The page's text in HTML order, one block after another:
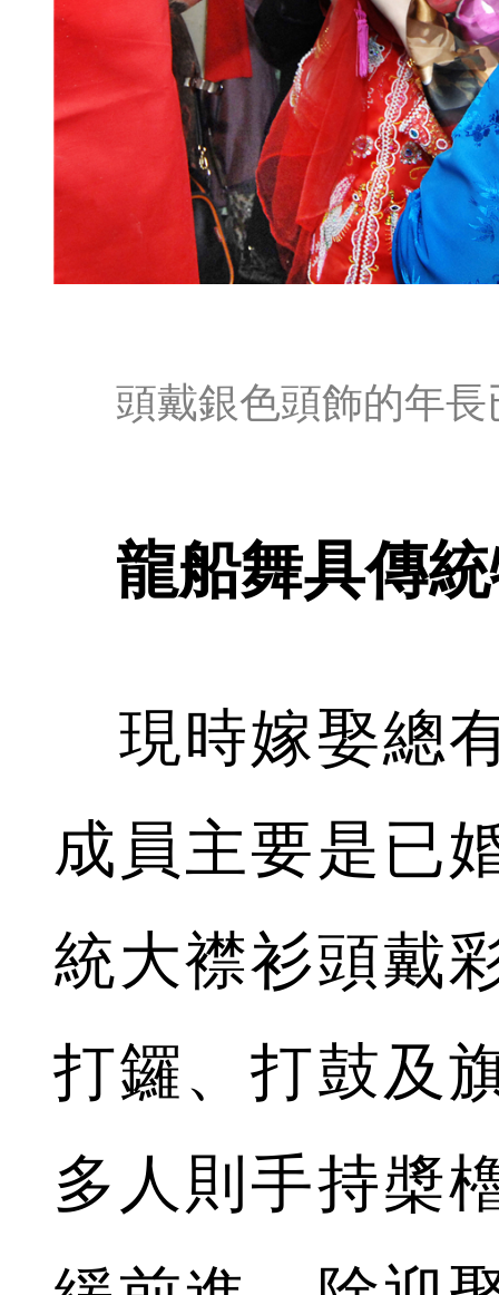
頭戴銀色頭飾的年
龍船舞具傳
現時嫁娶總
成員主要是已
統大襟衫頭戴
打鑼、打鼓及
多人則手持槳